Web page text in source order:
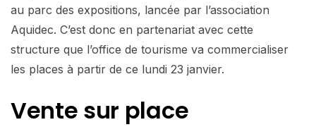
au parc des expositions, lancée par l’association
Aquidec. C’est donc en partenariat avec cette
structure que l’office de tourisme va commercialiser
les places à partir de ce lundi 23 janvier.
Vente sur place